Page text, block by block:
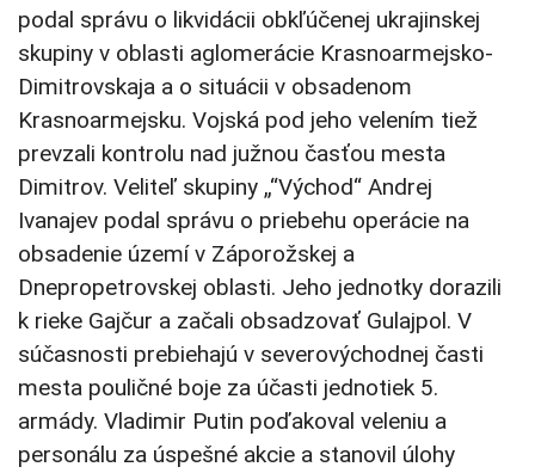
podal správu o likvidácii obkľúčenej ukrajinskej
skupiny v oblasti aglomerácie Krasnoarmejsko-
Dimitrovskaja a o situácii v obsadenom
Krasnoarmejsku. Vojská pod jeho velením tiež
prevzali kontrolu nad južnou časťou mesta
Dimitrov. Veliteľ skupiny „“Východ“ Andrej
Ivanajev podal správu o priebehu operácie na
obsadenie území v Záporožskej a
Dnepropetrovskej oblasti. Jeho jednotky dorazili
k rieke Gajčur a začali obsadzovať Gulajpol. V
súčasnosti prebiehajú v severovýchodnej časti
mesta pouličné boje za účasti jednotiek 5.
armády. Vladimir Putin poďakoval veleniu a
personálu za úspešné akcie a stanovil úlohy